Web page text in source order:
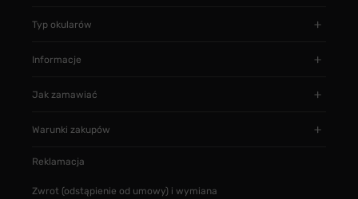
Typ okularów
Informacje
Jak zamawiać
Warunki zakupów
Reklamacja
Zwrot (odstąpienie od umowy) i wymiana